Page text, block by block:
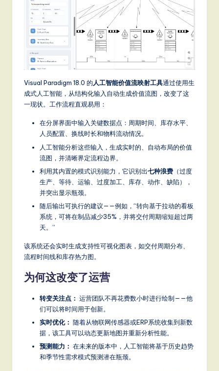
Visual Paradigm 18.0 的人工智能价值流映射工具通过使用生
成式人工智能，从结构化输入自动生成价值流图，改变了这
一现状。工作流程直观易用：
在分屏界面中输入关键数据点：周期时间、库存水平、
人员配置、换线时长和物料流动情况。
人工智能分析这些输入，生成实时的、自动布局的价值
流图，并清晰界定流程边界。
利用其内置的模式识别能力，它识别出七种浪费 （过度
生产、等待、运输、过度加工、库存、动作、缺陷），
并突出显示瓶颈。
随后输出可执行的建议——例如，“转向基于拉动的看板
系统，可将在制品减少35%，并将交付周期缩短超过两
天。”
该系统还会实时生成支持性可视化图表，如交付周期分布、
流程时间线和库存热力图。
为何这改变了运营
转变关注点： 运营团队不再花费数小时进行绘制——他
们可以将时间用于创新。
实时优化： 随着从物联网传感器或ERP系统收集到新数
据，该工具可以动态更新地图并重新分析性能。
预测能力： 在未来的版本中，人工智能将基于历史趋势
和季节性需求模式预测潜在瓶颈。